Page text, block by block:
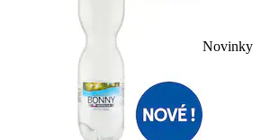
Novinky